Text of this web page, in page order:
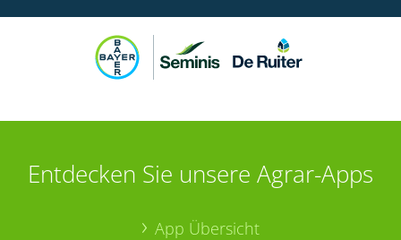
Entdecken Sie unsere Agrar-Apps
App Übersicht